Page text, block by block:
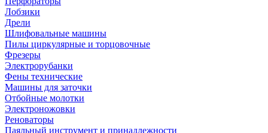
Лобзики
Дрели
Шлифовальные машины
Пилы циркулярные и торцовочные
Фрезеры
Электрорубанки
Фены технические
Машины для заточки
Отбойные молотки
Электроножовки
Реноваторы
Паяльный инструмент и принадлежности